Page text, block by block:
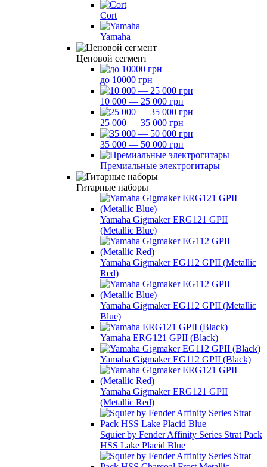
Cort
Yamaha
Ценовой сегмент
до 10000 грн
10 000 — 25 000 грн
25 000 — 35 000 грн
35 000 — 50 000 грн
Премиальные электрогитары
Гитарные наборы
Yamaha Gigmaker ERG121 GPII
(Metallic Blue)
Yamaha Gigmaker EG112 GPII (Metallic
Red)
Yamaha Gigmaker EG112 GPII (Metallic
Blue)
Yamaha ERG121 GPII (Black)
Yamaha Gigmaker EG112 GPII (Black)
Yamaha Gigmaker ERG121 GPII
(Metallic Red)
Squier by Fender Affinity Series Strat Pack
HSS Lake Placid Blue